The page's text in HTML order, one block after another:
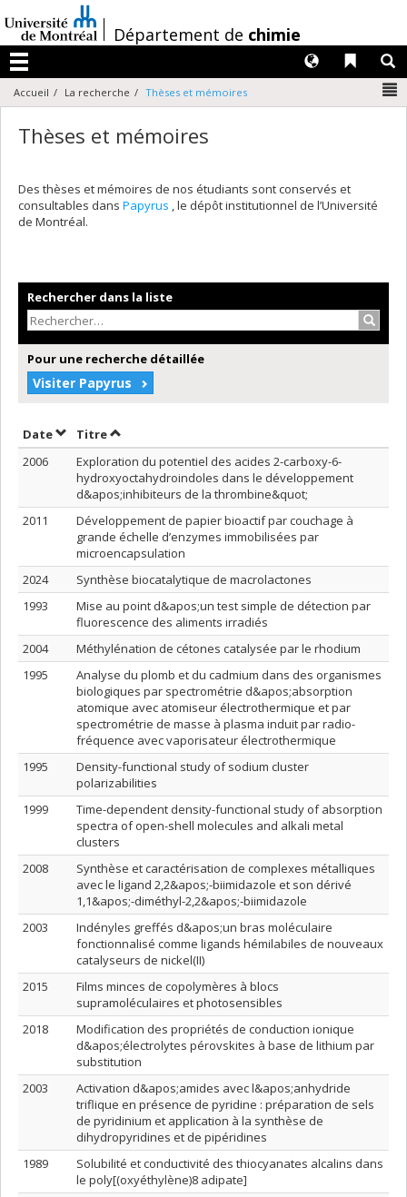
au
contenu
/Département de chimie
Menu
Liens
Langues
Accueil La recherche Thèses et mémoires
Thèses et mémoires
Des thèses et mémoires de nos étudiants sont conservés et
consultables dans Papyrus , le dépôt institutionnel de l’Université
de Montréal.
Rechercher dans la liste
Pour une recherche détaillée
Visiter Papyrus
DateTrier par date en ordre décroissant
TitreTrier par titre en ordre décroissant
2006
Exploration du potentiel des acides 2-carboxy-6-
hydroxyoctahydroindoles dans le développement
d&apos;inhibiteurs de la thrombine&quot;
2011
Développement de papier bioactif par couchage à
grande échelle d’enzymes immobilisées par
microencapsulation
2024
Synthèse biocatalytique de macrolactones
1993
Mise au point d&apos;un test simple de détection par
fluorescence des aliments irradiés
2004
Méthylénation de cétones catalysée par le rhodium
1995
Analyse du plomb et du cadmium dans des organismes
biologiques par spectrométrie d&apos;absorption
atomique avec atomiseur électrothermique et par
spectrométrie de masse à plasma induit par radio-
fréquence avec vaporisateur électrothermique
1995
Density-functional study of sodium cluster
polarizabilities
1999
Time-dependent density-functional study of absorption
spectra of open-shell molecules and alkali metal
clusters
2008
Synthèse et caractérisation de complexes métalliques
avec le ligand 2,2&apos;-biimidazole et son dérivé
1,1&apos;-diméthyl-2,2&apos;-biimidazole
2003
Indényles greffés d&apos;un bras moléculaire
fonctionnalisé comme ligands hémilabiles de nouveaux
catalyseurs de nickel(II)
2015
Films minces de copolymères à blocs
supramoléculaires et photosensibles
2018
Modification des propriétés de conduction ionique
d&apos;électrolytes pérovskites à base de lithium par
substitution
2003
Activation d&apos;amides avec l&apos;anhydride
triflique en présence de pyridine : préparation de sels
de pyridinium et application à la synthèse de
dihydropyridines et de pipéridines
1989
Solubilité et conductivité des thiocyanates alcalins dans
le poly[(oxyéthylène)8 adipate]